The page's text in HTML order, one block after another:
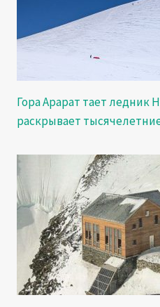
Гора Арарат тает ледник
раскрывает